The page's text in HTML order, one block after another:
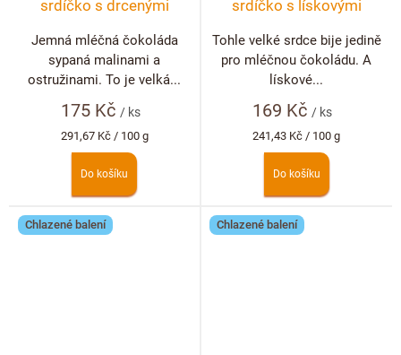
srdíčko s drcenými
a ostružinami
175 Kč / ks
Měrná
cena:
291,67 Kč / 100 g
Do košíku
Jemná mléčná čokoláda
sypaná malinami a
ostružinami. To je velká...
srdíčko s lískovými
169 Kč / ks
Měrná
cena:
241,43 Kč / 100 g
Do košíku
Tohle velké srdce bije jedině
pro mléčnou čokoládu. A
lískové...
Chlazené balení Chlazené balení